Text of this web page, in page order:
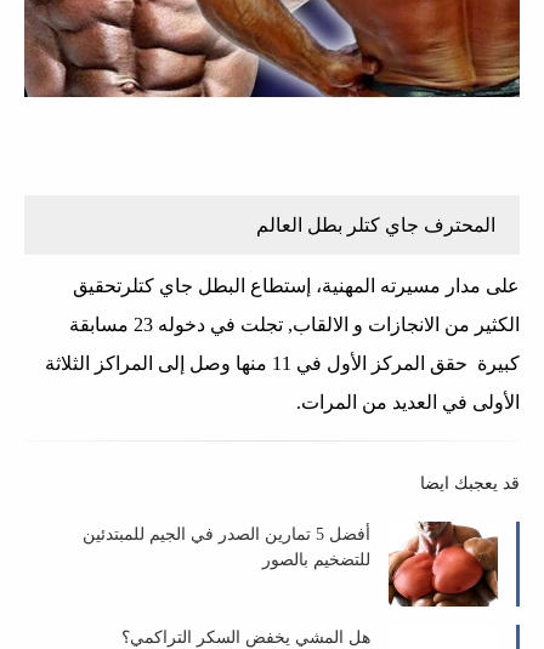
المحترف جاي كتلر بطل العالم
على مدار مسيرته المهنية، إستطاع البطل جاي كتلرتحقيق
الكثير من الانجازات و الالقاب, تجلت في دخوله 23 مسابقة
كبيرة حقق المركز الأول في 11 منها وصل إلى المراكز الثلاثة
الأولى في العديد من المرات.
قد يعجبك ايضا
أفضل 5 تمارين الصدر في الجيم للمبتدئين
للتضخيم بالصور
هل المشي يخفض السكر التراكمي؟